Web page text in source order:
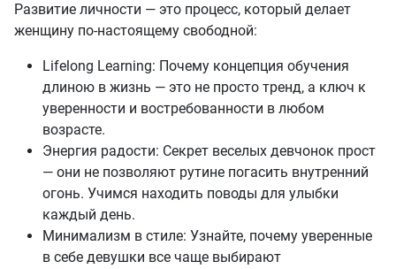
Развитие личности — это процесс, который делает
женщину по-настоящему свободной:
Lifelong Learning: Почему концепция обучения
длиною в жизнь — это не просто тренд, а ключ к
уверенности и востребованности в любом
возрасте.
Энергия радости: Секрет веселых девчонок прост
— они не позволяют рутине погасить внутренний
огонь. Учимся находить поводы для улыбки
каждый день.
Минимализм в стиле: Узнайте, почему уверенные
в себе девушки все чаще выбирают